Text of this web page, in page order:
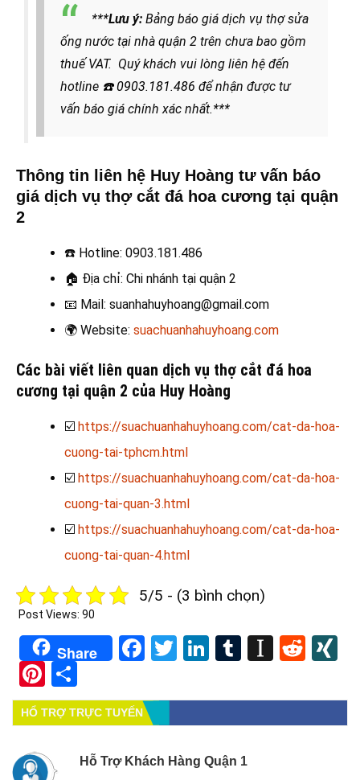
***Lưu ý: Bảng báo giá dịch vụ thợ sửa
ống nước tại nhà quận 2 trên chưa bao gồm
thuế VAT. Quý khách vui lòng liên hệ đến
hotline ☎️ 0903.181.486 để nhận được tư
vấn báo giá chính xác nhất.***
Thông tin liên hệ Huy Hoàng tư vấn báo
giá dịch vụ thợ cắt đá hoa cương tại quận
2
☎️ Hotline: 0903.181.486
🏠 Địa chỉ: Chi nhánh tại quận 2
📧 Mail: suanhahuyhoang@gmail.com
🌍 Website: suachuanhahuyhoang.com
Các bài viết liên quan dịch vụ thợ cắt đá hoa
cương tại quận 2 của Huy Hoàng
☑️ https://suachuanhahuyhoang.com/cat-da-hoa-
cuong-tai-tphcm.html
☑️ https://suachuanhahuyhoang.com/cat-da-hoa-
cuong-tai-quan-3.html
☑️ https://suachuanhahuyhoang.com/cat-da-hoa-
cuong-tai-quan-4.html
5/5 - (3 bình chọn)
Post Views: 90
Share Facebook
TwitterLinkedIn
Tumblr
Pinterest
HỔ TRỢ TRỰC TUYẾN
Hỗ Trợ Khách Hàng Quận 1